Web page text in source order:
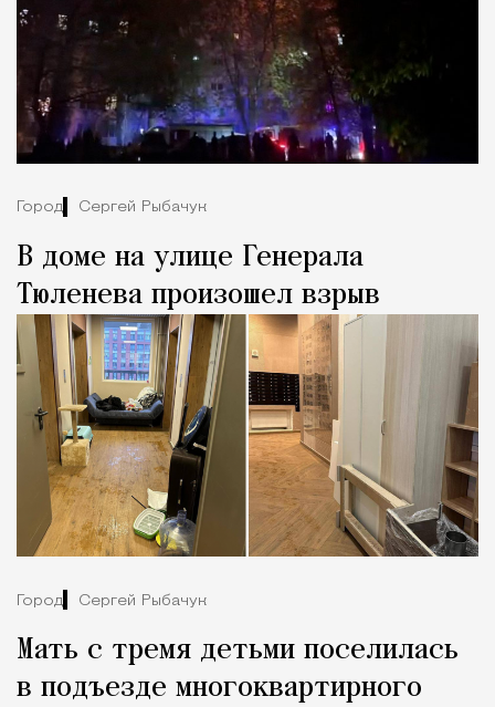
Город Сергей Рыбачук
В доме на улице Генерала
Тюленева произошел взрыв
Город Сергей Рыбачук
Мать с тремя детьми поселилась
в подъезде многоквартирного